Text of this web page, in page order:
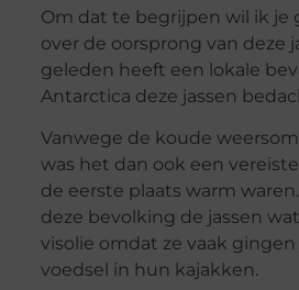
Om dat te begrijpen wil ik je
over de oorsprong van deze
geleden heeft een lokale
Antarctica deze jassen
Vanwege de koude
was het dan ook een
de eerste plaats warm
deze bevolking de jassen
visolie omdat ze vaak
voedsel in hun kajakken.